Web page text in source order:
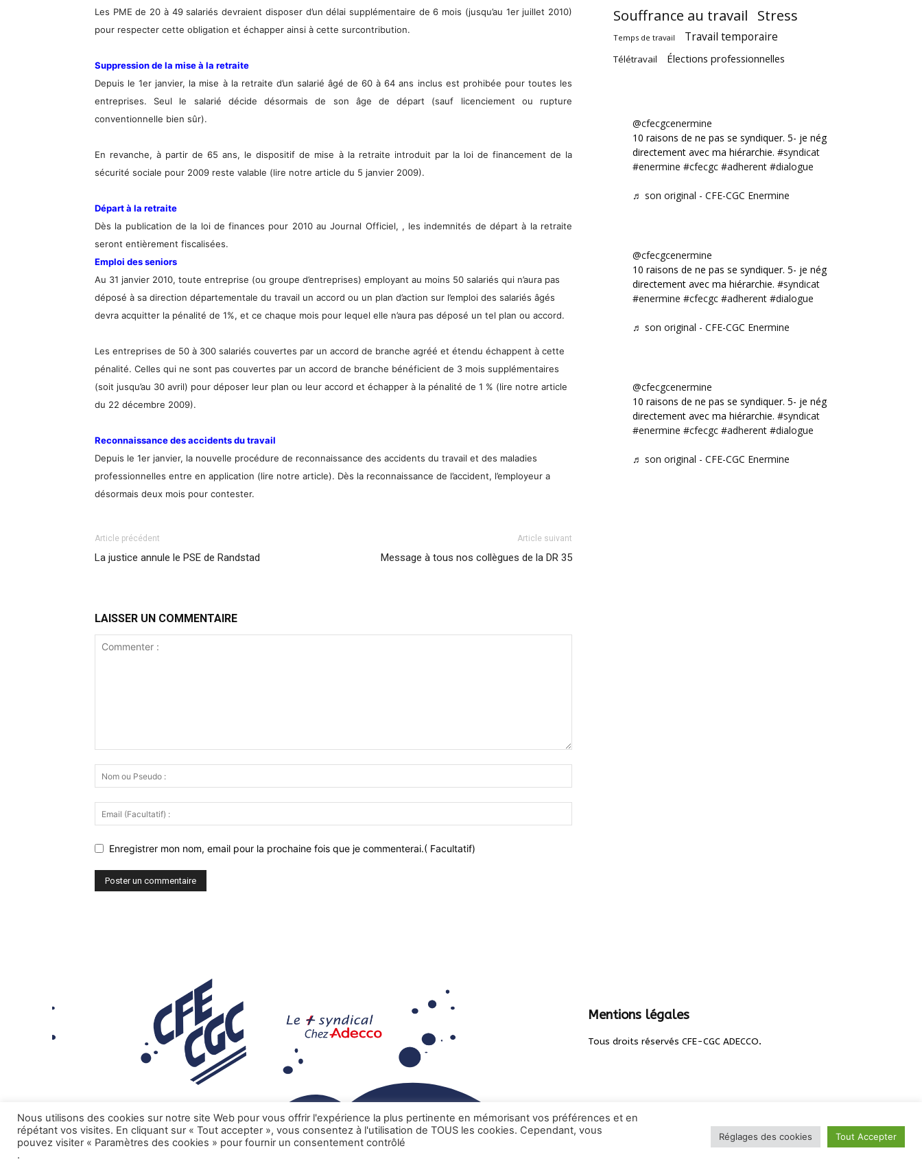
Les PME de 20 à 49 salariés devraient disposer d’un délai supplémentaire de 6 mois (jusqu’au 1er juillet 2010)
pour respecter cette obligation et échapper ainsi à cette surcontribution.
Suppression de la mise à la retraite
Depuis le 1er janvier, la mise à la retraite d’un salarié âgé de 60 à 64 ans inclus est prohibée pour toutes les
entreprises. Seul le salarié décide désormais de son âge de départ (sauf licenciement ou rupture
conventionnelle bien sûr).
En revanche, à partir de 65 ans, le dispositif de mise à la retraite introduit par la loi de financement de la
sécurité sociale pour 2009 reste valable (lire notre article du 5 janvier 2009).
Départ à la retraite
Dès la publication de la loi de finances pour 2010 au Journal Officiel, , les indemnités de départ à la retraite
seront entièrement fiscalisées.
Emploi des seniors
Au 31 janvier 2010, toute entreprise (ou groupe d’entreprises) employant au moins 50 salariés qui n’aura pas
déposé à sa direction départementale du travail un accord ou un plan d’action sur l’emploi des salariés âgés
devra acquitter la pénalité de 1%, et ce chaque mois pour lequel elle n’aura pas déposé un tel plan ou accord.
Les entreprises de 50 à 300 salariés couvertes par un accord de branche agréé et étendu échappent à cette
pénalité. Celles qui ne sont pas couvertes par un accord de branche bénéficient de 3 mois supplémentaires
(soit jusqu’au 30 avril) pour déposer leur plan ou leur accord et échapper à la pénalité de 1 % (lire notre article
du 22 décembre 2009).
Reconnaissance des accidents du travail
Depuis le 1er janvier, la nouvelle procédure de reconnaissance des accidents du travail et des maladies
professionnelles entre en application (lire notre article). Dès la reconnaissance de l’accident, l’employeur a
désormais deux mois pour contester.
Article précédent
La justice annule le PSE de Randstad
Article suivant
Message à tous nos collègues de la DR 35
LAISSER UN COMMENTAIRE
Enregistrer mon nom, email pour la prochaine fois que je commenterai.( Facultatif)
Souffrance au travail Stress
Temps de travail Travail temporaire
Télétravail Élections professionnelles
@cfecgcenermine
10 raisons de ne pas se syndiquer. 5- je négocie
directement avec ma hiérarchie. #syndicat
#enermine #cfecgc #adherent #dialogue
♬ son original - CFE-CGC Enermine
@cfecgcenermine
10 raisons de ne pas se syndiquer. 5- je négocie
directement avec ma hiérarchie. #syndicat
#enermine #cfecgc #adherent #dialogue
♬ son original - CFE-CGC Enermine
@cfecgcenermine
10 raisons de ne pas se syndiquer. 5- je négocie
directement avec ma hiérarchie. #syndicat
#enermine #cfecgc #adherent #dialogue
♬ son original - CFE-CGC Enermine
Mentions légales
Tous droits réservés CFE-CGC ADECCO.
Nous utilisons des cookies sur notre site Web pour vous offrir l'expérience la plus pertinente en mémorisant vos préférences et en
répétant vos visites. En cliquant sur « Tout accepter », vous consentez à l'utilisation de TOUS les cookies. Cependant, vous
pouvez visiter « Paramètres des cookies » pour fournir un consentement contrôlé
.
Réglages des cookies Tout Accepter